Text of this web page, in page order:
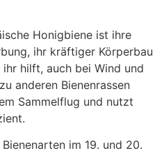
Honigbiene ist ihre
ihr kräftiger Körperbau
hilft, auch bei Wind und
anderen Bienenrassen
Sammelflug und nutzt
im 19. und 20.